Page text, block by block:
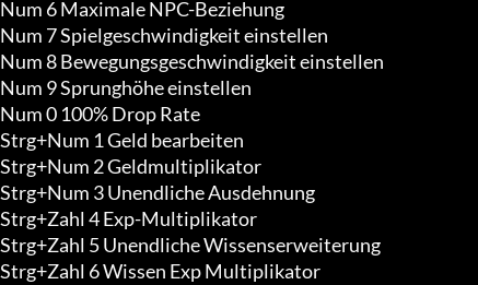
Num 6 Maximale NPC-Beziehung
Num 7 Spielgeschwindigkeit einstellen
Num 8 Bewegungsgeschwindigkeit einstellen
Num 9 Sprunghöhe einstellen
Num 0 100% Drop Rate
Strg+Num 1 Geld bearbeiten
Strg+Num 2 Geldmultiplikator
Strg+Num 3 Unendliche Ausdehnung
Strg+Zahl 4 Exp-Multiplikator
Strg+Zahl 5 Unendliche Wissenserweiterung
Strg+Zahl 6 Wissen Exp Multiplikator